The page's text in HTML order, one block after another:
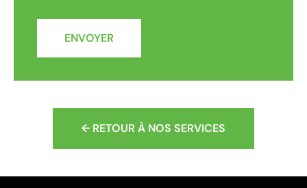
ENVOYER
← RETOUR À NOS SERVICES